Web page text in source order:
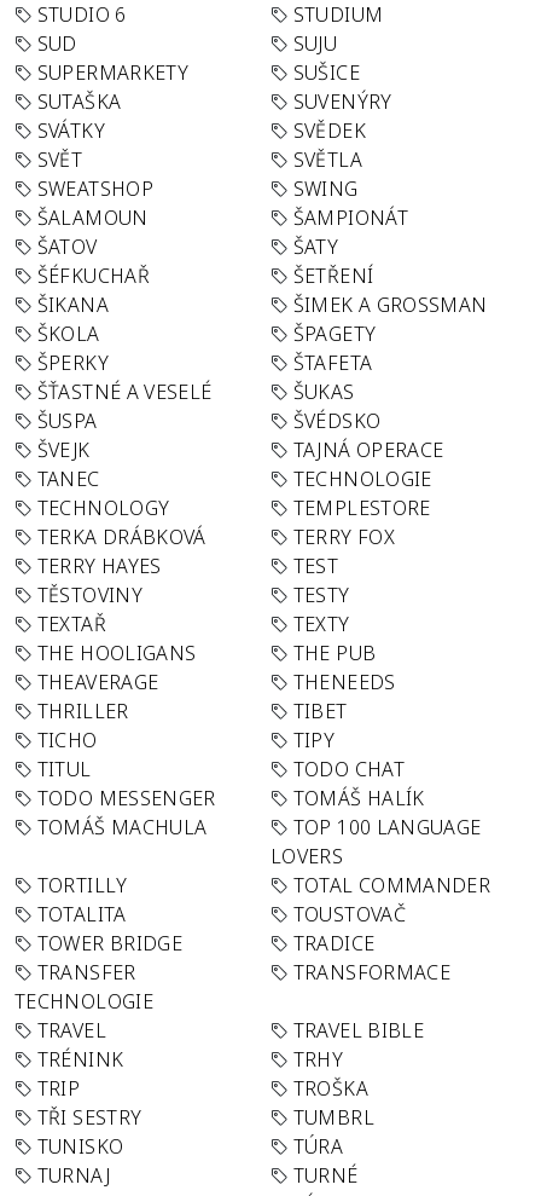
STUDIO 6
STUDIUM
SUD
SUJU
SUPERMARKETY
SUŠICE
SUTAŠKA
SUVENÝRY
SVÁTKY
SVĚDEK
SVĚT
SVĚTLA
SWEATSHOP
SWING
ŠALAMOUN
ŠAMPIONÁT
ŠATOV
ŠATY
ŠÉFKUCHAŘ
ŠETŘENÍ
ŠIKANA
ŠIMEK A GROSSMAN
ŠKOLA
ŠPAGETY
ŠPERKY
ŠTAFETA
ŠŤASTNÉ A VESELÉ
ŠUKAS
ŠUSPA
ŠVÉDSKO
ŠVEJK
TAJNÁ OPERACE
TANEC
TECHNOLOGIE
TECHNOLOGY
TEMPLESTORE
TERKA DRÁBKOVÁ
TERRY FOX
TERRY HAYES
TEST
TĚSTOVINY
TESTY
TEXTAŘ
TEXTY
THE HOOLIGANS
THE PUB
THEAVERAGE
THENEEDS
THRILLER
TIBET
TICHO
TIPY
TITUL
TODO CHAT
TODO MESSENGER
TOMÁŠ HALÍK
TOMÁŠ MACHULA
TOP 100 LANGUAGE
LOVERS
TORTILLY
TOTAL COMMANDER
TOTALITA
TOUSTOVAČ
TOWER BRIDGE
TRADICE
TRANSFER
TECHNOLOGIE
TRANSFORMACE
TRAVEL
TRAVEL BIBLE
TRÉNINK
TRHY
TRIP
TROŠKA
TŘI SESTRY
TUMBRL
TUNISKO
TÚRA
TURNAJ
TURNÉ